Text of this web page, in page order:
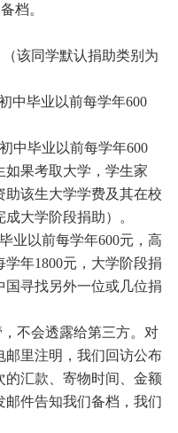
档。
该同学默认捐助类别为
中毕业以前每学年600
中毕业以前每学年600
如果考取大学， 学生家
助该生大学学费及其在校
大学阶段捐助）。
业以前每学年600元，高
年1800元，大学阶段捐
国寻找另外一位或几位捐
不会透露给第三方。对
邮里注明，我们回访公布
的汇款、寄物时间、金额
邮件告知我们备档，我们